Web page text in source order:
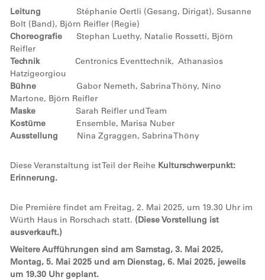
Leitung Stéphanie Oertli (Gesang, Dirigat), Susanne
Bolt (Band), Björn Reifler (Regie)
Choreografie Stephan Luethy, Natalie Rossetti, Björn
Reifler
Technik Centronics Eventtechnik, Athanasios
Hatzigeorgiou
Bühne Gabor Nemeth, Sabrina Thöny, Nino
Martone, Björn Reifler
Maske Sarah Reifler und Team
Kostüme Ensemble, Marisa Nuber
Ausstellung Nina Zgraggen, Sabrina Thöny
Diese Veranstaltung ist Teil der Reihe Kulturschwerpunkt:
Erinnerung.
Die Première findet am Freitag, 2. Mai 2025, um 19.30 Uhr im
Würth Haus in Rorschach statt. (Diese Vorstellung ist
ausverkauft.)
Weitere Aufführungen sind am Samstag, 3. Mai 2025,
Montag, 5. Mai 2025 und am Dienstag, 6. Mai 2025, jeweils
um 19.30 Uhr geplant.